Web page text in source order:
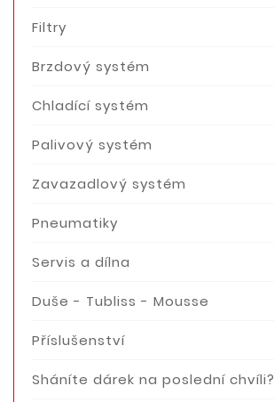
Filtry
Brzdový systém
Chladící systém
Palivový systém
Zavazadlový systém
Pneumatiky
Servis a dílna
Duše - Tubliss - Mousse
Příslušenství
Sháníte dárek na poslední chvíli?